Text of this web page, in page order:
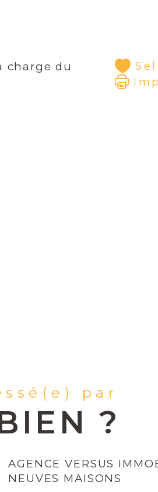
charge du
par
?
AGENCE VERSUS
NEUVES MAISONS